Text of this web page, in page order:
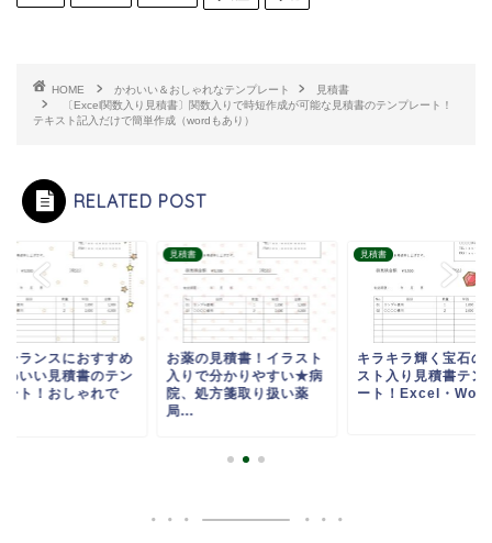
HOME かわいい＆おしゃれなテンプレート
見積書
〔Excel関数入り見積書〕関数入りで時短作成が可能な見積書のテンプレート！
テキスト記入だけで簡単作成（wordもあり）
RELATED POST
ーランスにおすすめ
わいい見積書のテン
ート！おしゃれで
見積書
お薬の見積書！イラスト
入りで分かりやすい★病
院、処方箋取り扱い薬
局...
見積書
キラキラ輝く宝石の
スト入り見積書テン
ート！Excel・Wo...